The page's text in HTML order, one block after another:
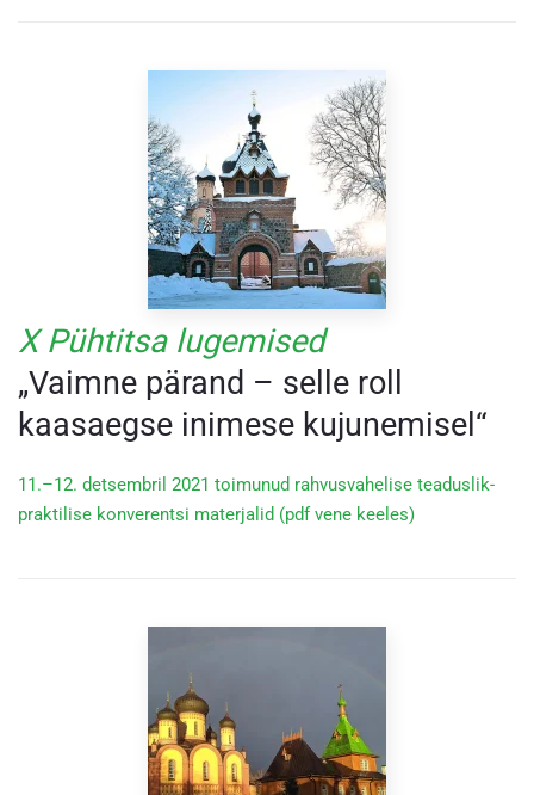
X Pühtitsa lugemised
„Vaimne pärand – selle roll
kaasaegse inimese kujunemisel“
11.–12. detsembril 2021 toimunud rahvusvahelise teaduslik-
praktilise konverentsi materjalid (pdf vene keeles)